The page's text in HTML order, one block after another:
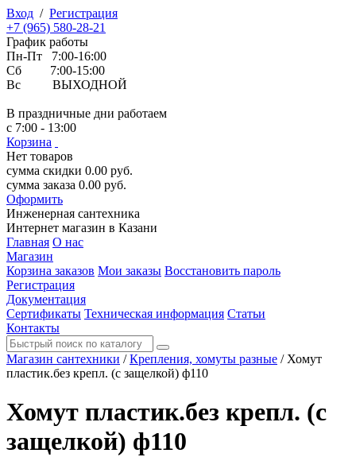
Вход / Регистрация
+7 (965) 580-28-21
График работы
Пн-Пт 7:00-16:00
Сб 7:00-15:00
Вс ВЫХОДНОЙ
В праздничные дни работаем
с 7:00 - 13:00
Корзина
Нет товаров
сумма скидки 0.00 руб.
сумма заказа 0.00 руб.
Оформить
Инженерная сантехника
Интернет магазин в Казани
Главная О нас
Магазин
Корзина заказов Мои заказы Восстановить пароль
Регистрация
Документация
Сертификаты Техническая информация Статьи
Контакты
Магазин сантехники / Крепления, хомуты разные / Хомут
пластик.без крепл. (с защелкой) ф110
Хомут пластик.без крепл. (с
защелкой) ф110